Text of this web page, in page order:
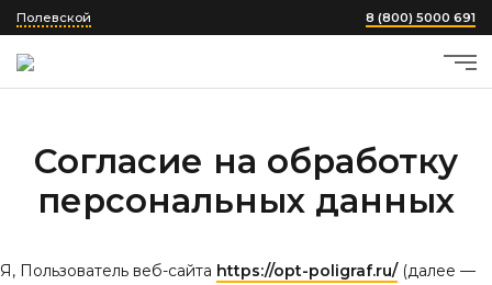
Полевской 8 (800) 5000 691
Согласие на обработку
персональных данных
Я, Пользователь веб-сайта https://opt-poligraf.ru/(далее —